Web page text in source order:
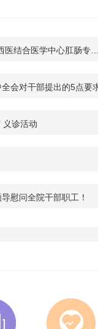
医结合医学中心肛肠专…
会对干部提出的5点要
义诊活动
慰问全院干部职工！